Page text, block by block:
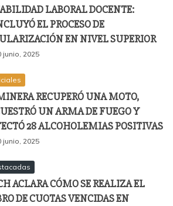
LABORAL DOCENTE:
EL PROCESO DE
EN NIVEL SUPERIOR
junio, 2025
RECUPERÓ UNA MOTO,
UN ARMA DE FUEGO Y
28 ALCOHOLEMIAS POSITIVAS
junio, 2025
ACLARA CÓMO SE REALIZA EL
DE CUOTAS VENCIDAS EN